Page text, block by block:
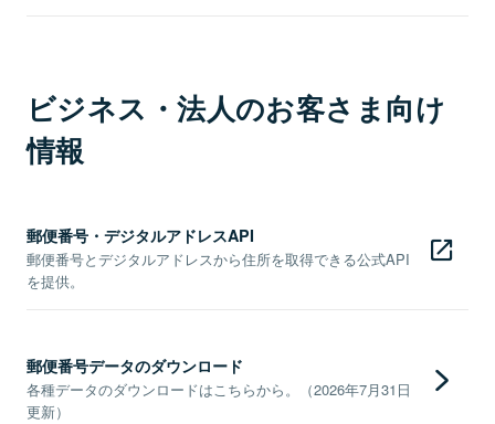
ビジネス・法人のお客さま向け
情報
郵便番号・デジタルアドレスAPI
郵便番号とデジタルアドレスから住所を取得できる公式API
を提供。
郵便番号データのダウンロード
各種データのダウンロードはこちらから。（2026年7月31日
更新）